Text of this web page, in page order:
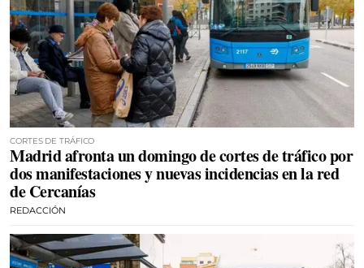
CORTES DE TRÁFICO
Madrid afronta un domingo de cortes de tráfico por
dos manifestaciones y nuevas incidencias en la red
de Cercanías
REDACCIÓN